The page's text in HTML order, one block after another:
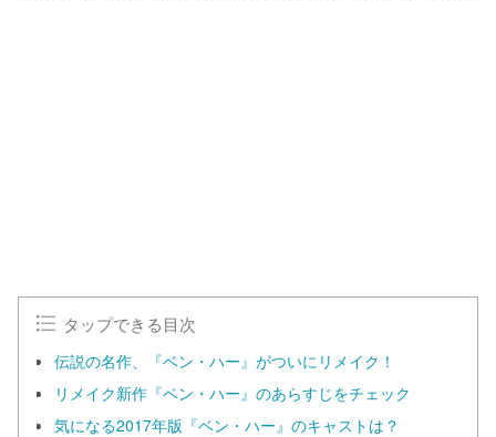
タップできる目次
伝説の名作、『ベン・ハー』がついにリメイク！
リメイク新作『ベン・ハー』のあらすじをチェック
気になる2017年版『ベン・ハー』のキャストは？